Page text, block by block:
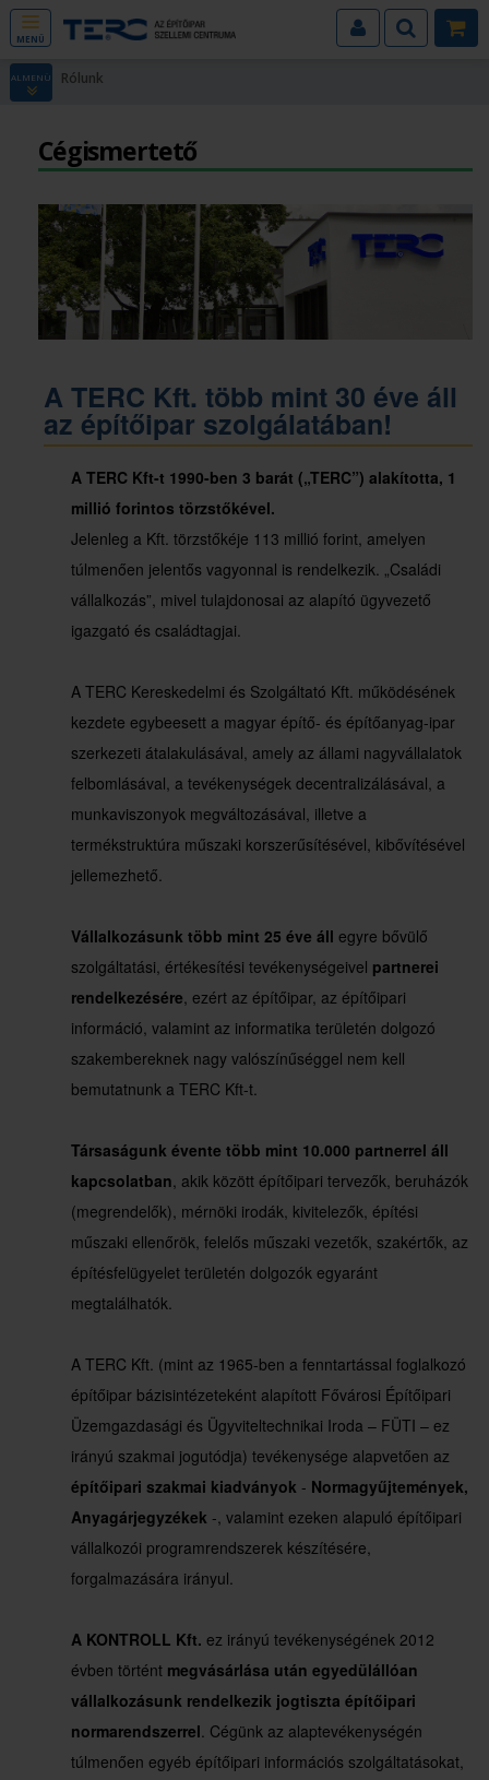
MENÜ
ALMENÜ Rólunk
Cégismertető
A TERC Kft. több mint 30 éve áll
az építőipar szolgálatában!
A TERC Kft-t 1990-ben 3 barát („TERC”) alakította, 1
millió forintos törzstőkével.
Jelenleg a Kft. törzstőkéje 113 millió forint, amelyen
túlmenően jelentős vagyonnal is rendelkezik. „Családi
vállalkozás”, mivel tulajdonosai az alapító ügyvezető
igazgató és családtagjai.
A TERC Kereskedelmi és Szolgáltató Kft. működésének
kezdete egybeesett a magyar építő- és építőanyag-ipar
szerkezeti átalakulásával, amely az állami nagyvállalatok
felbomlásával, a tevékenységek decentralizálásával, a
munkaviszonyok megváltozásával, illetve a
termékstruktúra műszaki korszerűsítésével, kibővítésével
jellemezhető.
Vállalkozásunk több mint 25 éve áll egyre bővülő
szolgáltatási, értékesítési tevékenységeivel partnerei
rendelkezésére, ezért az építőipar, az építőipari
információ, valamint az informatika területén dolgozó
szakembereknek nagy valószínűséggel nem kell
bemutatnunk a TERC Kft-t.
Társaságunk évente több mint 10.000 partnerrel áll
kapcsolatban, akik között építőipari tervezők, beruházók
(megrendelők), mérnöki irodák, kivitelezők, építési
műszaki ellenőrök, felelős műszaki vezetők, szakértők, az
építésfelügyelet területén dolgozók egyaránt
megtalálhatók.
A TERC Kft. (mint az 1965-ben a fenntartással foglalkozó
építőipar bázisintézeteként alapított Fővárosi Építőipari
Üzemgazdasági és Ügyviteltechnikai Iroda – FÜTI – ez
irányú szakmai jogutódja) tevékenysége alapvetően az
építőipari szakmai kiadványok - Normagyűjtemények,
Anyagárjegyzékek -, valamint ezeken alapuló építőipari
vállalkozói programrendszerek készítésére,
forgalmazására irányul.
A KONTROLL Kft. ez irányú tevékenységének 2012
évben történt megvásárlása után egyedülállóan
vállalkozásunk rendelkezik jogtiszta építőipari
normarendszerrel. Cégünk az alaptevékenységén
túlmenően egyéb építőipari információs szolgáltatásokat,